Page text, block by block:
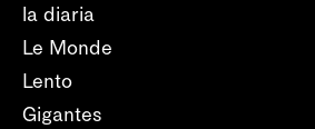
la diaria
Le Monde
Lento
Gigantes